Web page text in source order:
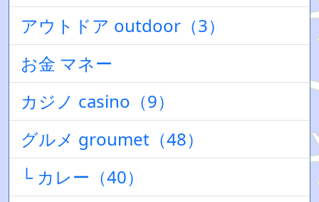
アウトドア outdoor（3）
お金 マネー
カジノ casino（9）
グルメ groumet（48）
└ カレー（40）